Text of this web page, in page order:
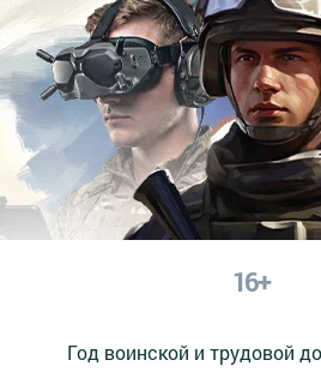
16+
Год воинской и трудовой